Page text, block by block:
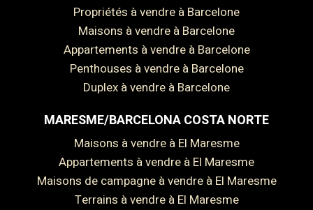
Propriétés à vendre à Barcelone
Maisons à vendre à Barcelone
Appartements à vendre à Barcelone
Penthouses à vendre à Barcelone
Duplex à vendre à Barcelone
MARESME/BARCELONA COSTA NORTE
Maisons à vendre à El Maresme
Appartements à vendre à El Maresme
Maisons de campagne à vendre à El Maresme
Terrains à vendre à El Maresme